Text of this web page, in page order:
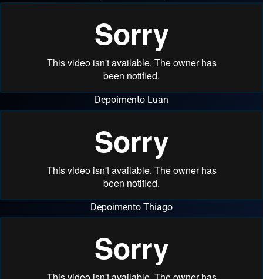
Depoimento Luan
Depoimento Thiago